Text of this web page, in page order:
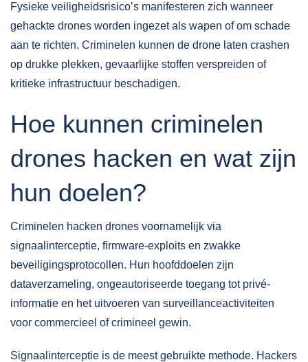
Fysieke veiligheidsrisico’s manifesteren zich wanneer
gehackte drones worden ingezet als wapen of om schade
aan te richten. Criminelen kunnen de drone laten crashen
op drukke plekken, gevaarlijke stoffen verspreiden of
kritieke infrastructuur beschadigen.
Hoe kunnen criminelen
drones hacken en wat zijn
hun doelen?
Criminelen hacken drones voornamelijk via
signaalinterceptie, firmware-exploits en zwakke
beveiligingsprotocollen. Hun hoofddoelen zijn
dataverzameling, ongeautoriseerde toegang tot privé-
informatie en het uitvoeren van surveillanceactiviteiten
voor commercieel of crimineel gewin.
Signaalinterceptie is de meest gebruikte methode. Hackers